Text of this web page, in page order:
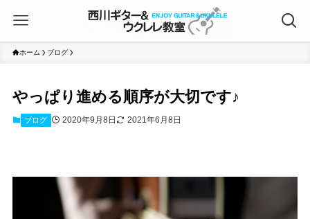
ホーム ブログ
やっぱり進める順序が大切です♪
ブログ 2020年9月8日 2021年6月8日